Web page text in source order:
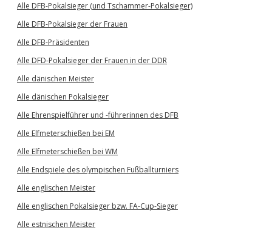
Alle DFB-Pokalsieger (und Tschammer-Pokalsieger)
Alle DFB-Pokalsieger der Frauen
Alle DFB-Präsidenten
Alle DFD-Pokalsieger der Frauen in der DDR
Alle dänischen Meister
Alle dänischen Pokalsieger
Alle Ehrenspielführer und -führerinnen des DFB
Alle Elfmeterschießen bei EM
Alle Elfmeterschießen bei WM
Alle Endspiele des olympischen Fußballturniers
Alle englischen Meister
Alle englischen Pokalsieger bzw. FA-Cup-Sieger
Alle estnischen Meister